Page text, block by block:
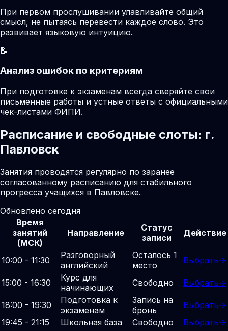
При первом прослушивании улавливайте общий
смысл, не пытаясь перевести каждое слово. Это
развивает языковую интуицию.
📝
Анализ ошибок по критериям
При подготовке к экзаменам всегда сверяйте свои
письменные работы и устные ответы с официальными
чек-листами ФИПИ.
Расписание и свободные слоты: г.
Павловск
Занятия проводятся регулярно по заранее
согласованному расписанию для стабильного
прогресса учащихся в Павловске.
Обновлено сегодня
Время
занятий
(МСК)
Направление
Статус
записи
Действие
10:00 - 11:30
Разговорный
английский
Осталось 1
место
Выбрать→
15:00 - 16:30
Курс для
начинающих
Свободно Выбрать→
18:00 - 19:30
Подготовка к
экзаменам
Запись на
бронь
Выбрать→
19:45 - 21:15
Школьная база Свободно Выбрать→